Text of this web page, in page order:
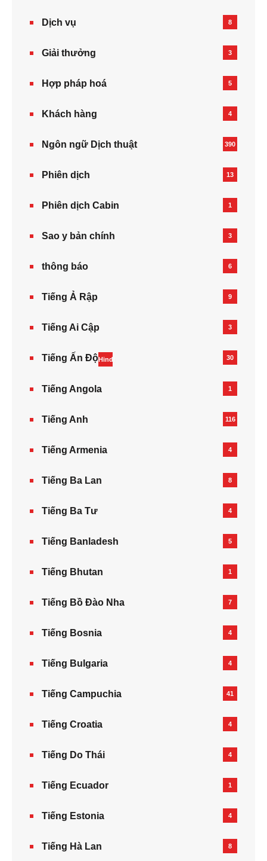
Dịch vụ 8
Giải thưởng 3
Hợp pháp hoá 5
Khách hàng 4
Ngôn ngữ Dịch thuật 390
Phiên dịch 13
Phiên dịch Cabin 1
Sao y bản chính 3
thông báo 6
Tiếng Ả Rập 9
Tiếng Ai Cập 3
Tiếng Ấn ĐộHindi 30
Tiếng Angola 1
Tiếng Anh 116
Tiếng Armenia‎ 4
Tiếng Ba Lan 8
Tiếng Ba Tư 4
Tiếng Banladesh 5
Tiếng Bhutan 1
Tiếng Bồ Đào Nha 7
Tiếng Bosnia 4
Tiếng Bulgaria 4
Tiếng Campuchia 41
Tiếng Croatia 4
Tiếng Do Thái 4
Tiếng Ecuador 1
Tiếng Estonia 4
Tiếng Hà Lan 8